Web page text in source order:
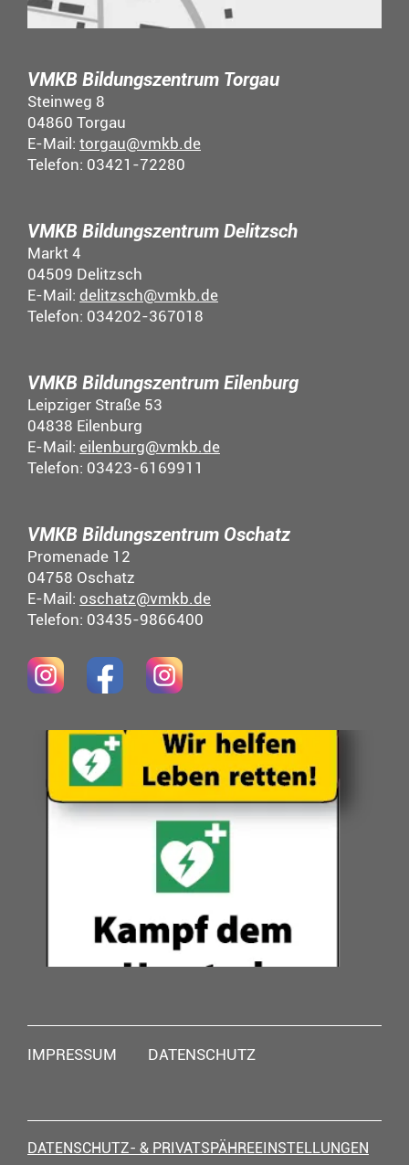
VMKB Bildungszentrum Torgau
Steinweg 8
04860 Torgau
E-Mail: torgau@vmkb.de
Telefon: 03421-72280
VMKB Bildungszentrum Delitzsch
Markt 4
04509 Delitzsch
E-Mail: delitzsch@vmkb.de
Telefon: 034202-367018
VMKB Bildungszentrum Eilenburg
Leipziger Straße 53
04838 Eilenburg
E-Mail: eilenburg@vmkb.de
Telefon: 03423-6169911
VMKB Bildungszentrum Oschatz
Promenade 12
04758 Oschatz
E-Mail: oschatz@vmkb.de
Telefon: 03435-9866400
Navigation
IMPRESSUM DATENSCHUTZ
DATENSCHUTZ- & PRIVATSPÄHREEINSTELLUNGEN